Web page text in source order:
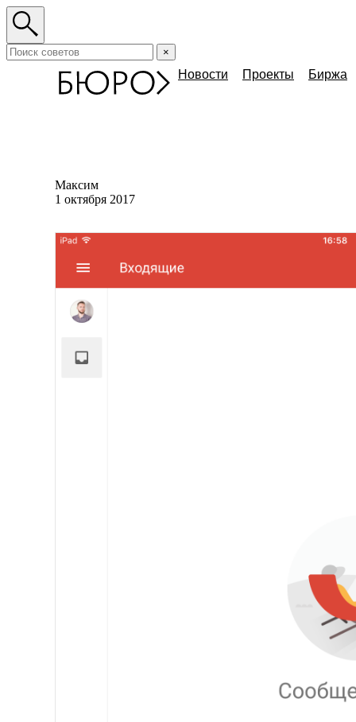
×
Новости Проекты Биржа
Максим
1 октября 2017